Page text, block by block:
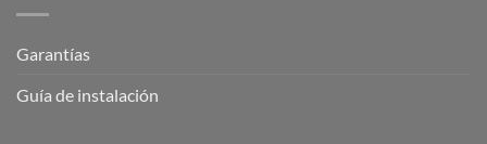
Garantías
Guía de instalación